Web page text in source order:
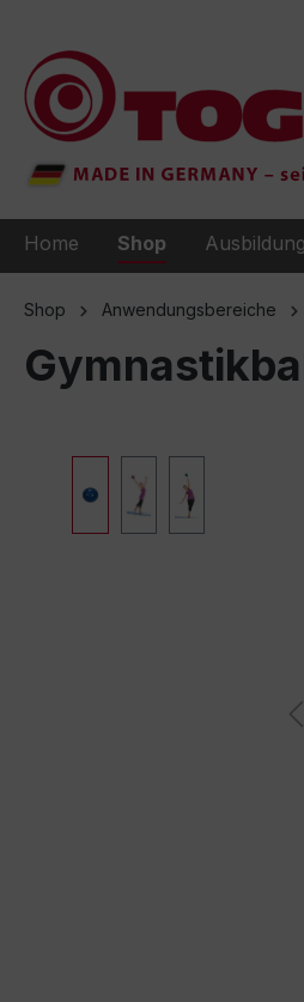
Home Shop Ausbildung
Shop Anwendungsbereiche